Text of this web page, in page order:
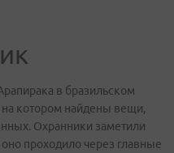
в бразильском
на котором найдены вещи,
Охранники заметили
проходило через главные